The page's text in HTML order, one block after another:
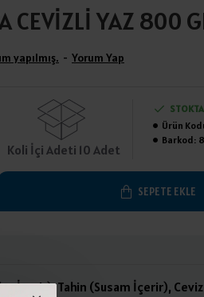
CEVİZLİ YAZ 800
yapılmış. - Yorum Yap
Koli İçi Adeti 10 Adet
Ürün
Barkod:
SEPETE EKLE
İçerir), Tahin (Susam İçerir),